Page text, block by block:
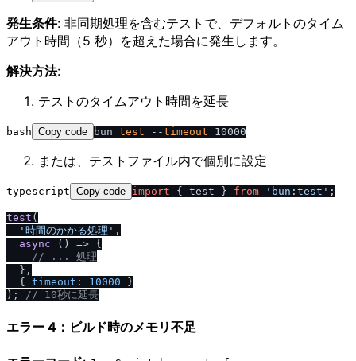
発生条件: 非同期処理を含むテストで、デフォルトのタイム
アウト時間（5 秒）を超えた場合に発生します。
解決方法:
テストのタイムアウト時間を延長
bash Copy code bun test --timeout
または、テストファイル内で個別に設定
typescript Copy code import { test } from 'bun:test' ;
test (
'時間のかかる処理' ,
async () => {
// ... 処理
  },
  {
timeout : 10000 }
); // 10秒に延長
エラー 4：ビルド時のメモリ不足